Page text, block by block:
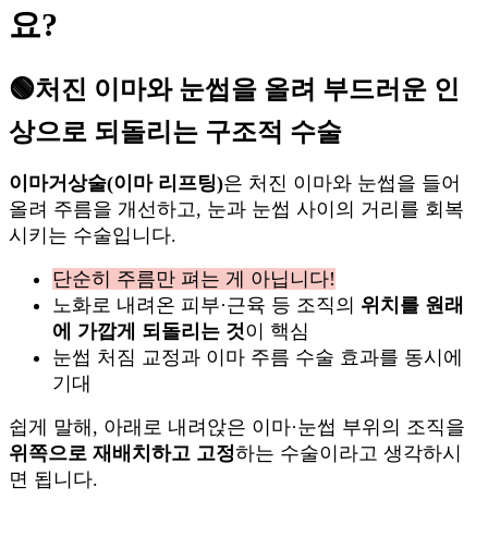
요?
🟢처진 이마와 눈썹을 올려 부드러운 인
상으로 되돌리는 구조적 수술
이마거상술(이마 리프팅)은 처진 이마와 눈썹을 들어
올려 주름을 개선하고, 눈과 눈썹 사이의 거리를 회복
시키는 수술입니다.
단순히 주름만 펴는 게 아닙니다!
노화로 내려온 피부·근육 등 조직의 위치를 원래
에 가깝게 되돌리는 것이 핵심
눈썹 처짐 교정과 이마 주름 수술 효과를 동시에
기대
쉽게 말해, 아래로 내려앉은 이마·눈썹 부위의 조직을
위쪽으로 재배치하고 고정하는 수술이라고 생각하시
면 됩니다.